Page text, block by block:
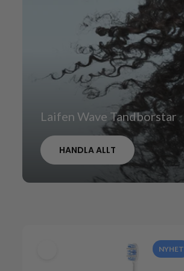
Laifen Wave Tandborstar
HANDLA ALLT
NYHET